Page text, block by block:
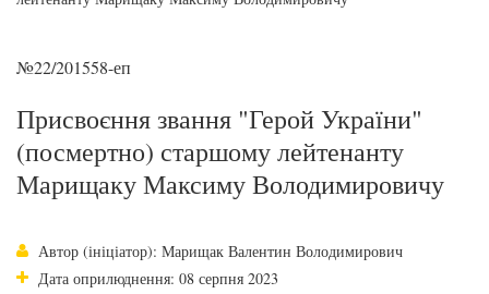
№22/201558-еп
Присвоєння звання "Герой України"
(посмертно) старшому лейтенанту
Марищаку Максиму Володимировичу
Автор (ініціатор): Марищак Валентин Володимирович
Дата оприлюднення: 08 серпня 2023